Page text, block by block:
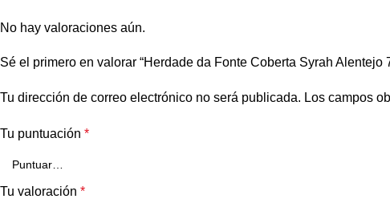
No hay valoraciones aún.
Sé el primero en valorar “Herdade da Fonte Coberta Syrah Alentejo
Tu dirección de correo electrónico no será publicada. Los campos
Tu puntuación *
Tu valoración *